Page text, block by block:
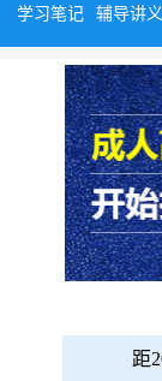
学习笔记
辅导讲义
距